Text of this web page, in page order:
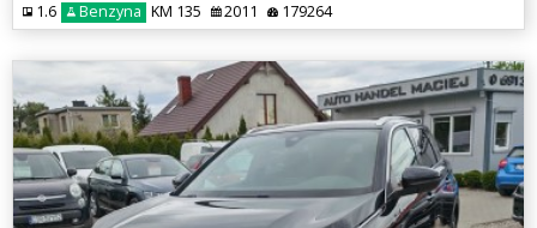
1.6 Benzyna KM 135 2011 179264